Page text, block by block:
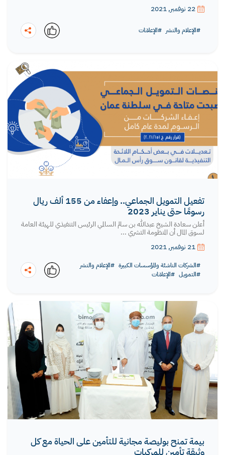
22 نوفمبر, 2021
#الإعلام والنشر #الإعلانات
نسخ
تفعيل التمويل الجماعي.. وإعفاء من 155 ألف ريال
رسومًا حتى يناير 2023
أعلن سعادة الشيخ عبدالله بن سالم السالمي الرئيس التنفيذي للهيئة العامة
لسوق المال أن المنظومة التشري ...
21 نوفمبر, 2021
#الشركات الناشئة والمؤسسات الكبيرة #الإعلام والنشر
#التمويل #الإعلانات
نسخ
بيمة تمنح بوليصة مجانية للتأمين على الحياة مع كل
وثيقة تأمين للمركبات